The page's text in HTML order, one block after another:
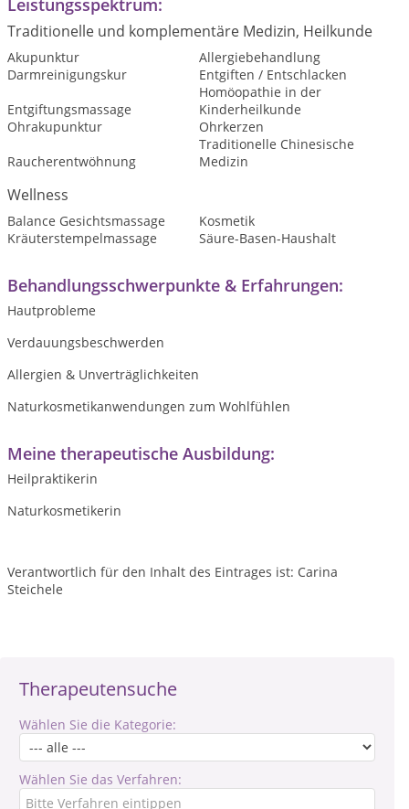
Therapeutensuche
Wählen Sie die Kategorie:
Wählen Sie das Verfahren:
Leistungsspektrum:
Traditionelle und komplementäre Medizin, Heilkunde
Akupunktur
Allergiebehandlung
Darmreinigungskur
Entgiften / Entschlacken
Entgiftungsmassage
Homöopathie in der
Kinderheilkunde
Ohrakupunktur
Ohrkerzen
Raucherentwöhnung
Traditionelle Chinesische
Medizin
Wellness
Balance Gesichtsmassage
Kosmetik
Kräuterstempelmassage
Säure-Basen-Haushalt
Behandlungsschwerpunkte & Erfahrungen:
Hautprobleme
Verdauungsbeschwerden
Allergien & Unverträglichkeiten
Naturkosmetikanwendungen zum Wohlfühlen
Meine therapeutische Ausbildung:
Heilpraktikerin
Naturkosmetikerin
Verantwortlich für den Inhalt des Eintrages ist: Carina
Steichele